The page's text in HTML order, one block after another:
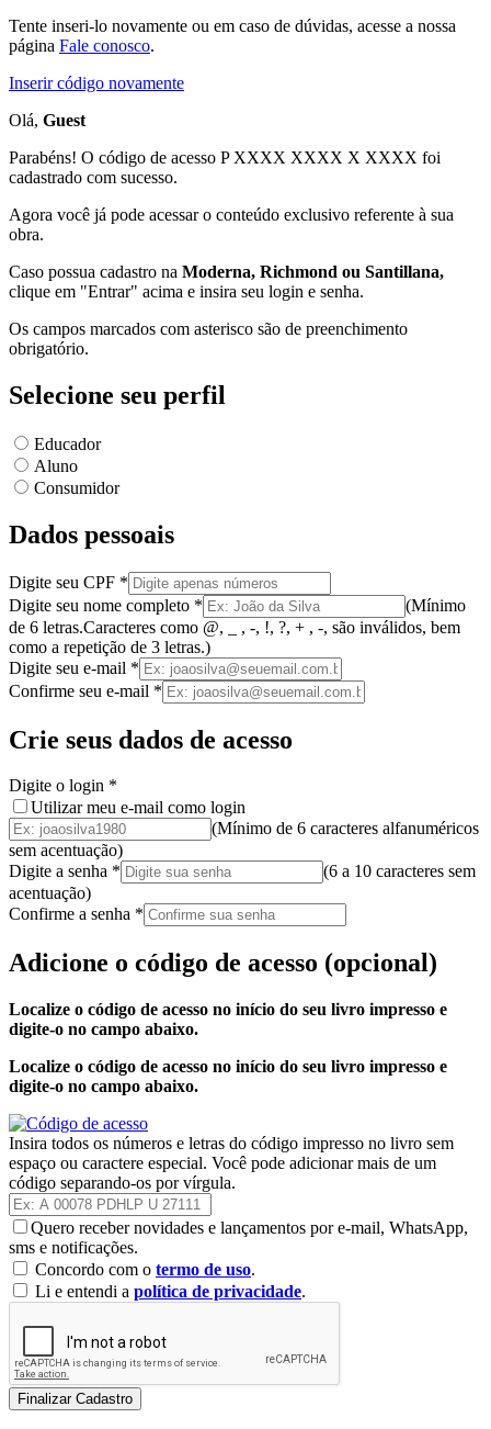
Tente inseri-lo novamente ou em caso de dúvidas, acesse a nossa
página Fale conosco.
Inserir código novamente
Olá, Guest
Parabéns! O código de acesso P XXXX XXXX X XXXX foi
cadastrado com sucesso.
Agora você já pode acessar o conteúdo exclusivo referente à sua
obra.
Caso possua cadastro na Moderna, Richmond ou Santillana,
clique em "Entrar" acima e insira seu login e senha.
Os campos marcados com asterisco são de preenchimento
obrigatório.
Selecione seu perfil
Educador
Aluno
Consumidor
Dados pessoais
Digite seu CPF *
Digite seu nome completo * (Mínimo
de 6 letras.Caracteres como @, _ , -, !, ?, + , -, são inválidos, bem
como a repetição de 3 letras.)
Digite seu e-mail *
Confirme seu e-mail *
Crie seus dados de acesso
Digite o login *
Utilizar meu e-mail como login
(Mínimo de 6 caracteres alfanuméricos
sem acentuação)
Digite a senha * (6 a 10 caracteres sem
acentuação)
Confirme a senha *
Adicione o código de acesso (opcional)
Localize o código de acesso no início do seu livro impresso e
digite-o no campo abaixo.
Localize o código de acesso no início do seu livro impresso e
digite-o no campo abaixo.
Insira todos os números e letras do código impresso no livro sem
espaço ou caractere especial. Você pode adicionar mais de um
código separando-os por vírgula.
Quero receber novidades e lançamentos por e-mail, WhatsApp,
sms e notificações.
Concordo com o termo de uso.
Li e entendi a política de privacidade.